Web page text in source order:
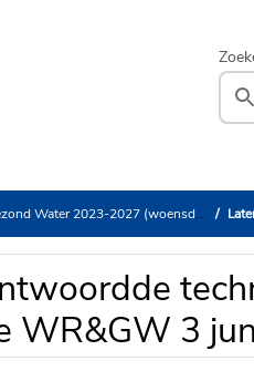
2023-2027 (woensdag 3 juni 2026)
WR&GW 3